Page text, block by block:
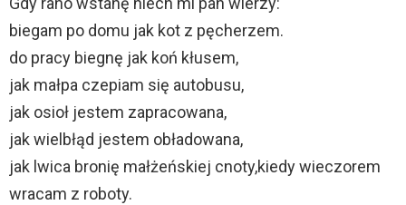
biegam po domu jak kot z pęcherzem.
do pracy biegnę jak koń kłusem,
jak małpa czepiam się autobusu,
jak osioł jestem zapracowana,
jak wielbłąd jestem obładowana,
jak lwica bronię małżeńskiej cnoty,kiedy wieczorem
wracam z roboty.